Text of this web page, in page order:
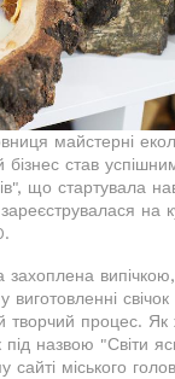
майстерні
став
що стартувала
на
виготовленні
творчий процес. Як
назвою "Світи
сайті міського